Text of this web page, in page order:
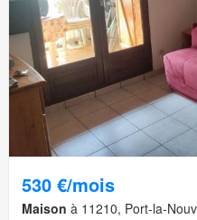
530 €/mois
Maison à 11210, Port-la-